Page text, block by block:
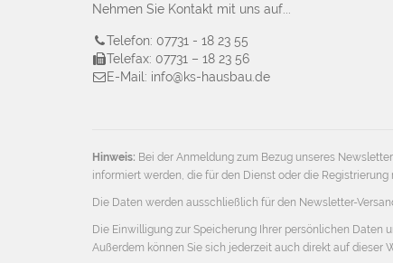
Nehmen Sie Kontakt mit uns auf...
Telefon: 07731 - 18 23 55
Telefax: 07731 – 18 23 56
E-Mail: info@ks-hausbau.de
Hinweis: Bei der Anmeldung zum Bezug unseres
informiert werden, die für den Dienst oder die
Die Daten werden ausschließlich für den Newsletter-
Die Einwilligung zur Speicherung Ihrer persönlichen Daten
Außerdem können Sie sich jederzeit auch direkt auf dieser